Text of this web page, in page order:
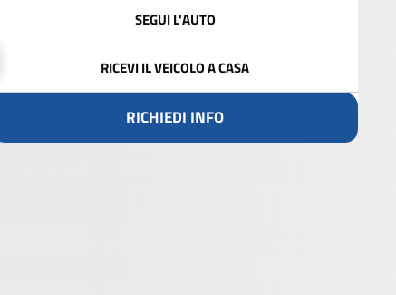
SEGUI L'AUTO
RICEVI IL VEICOLO A CASA
RICHIEDI INFO